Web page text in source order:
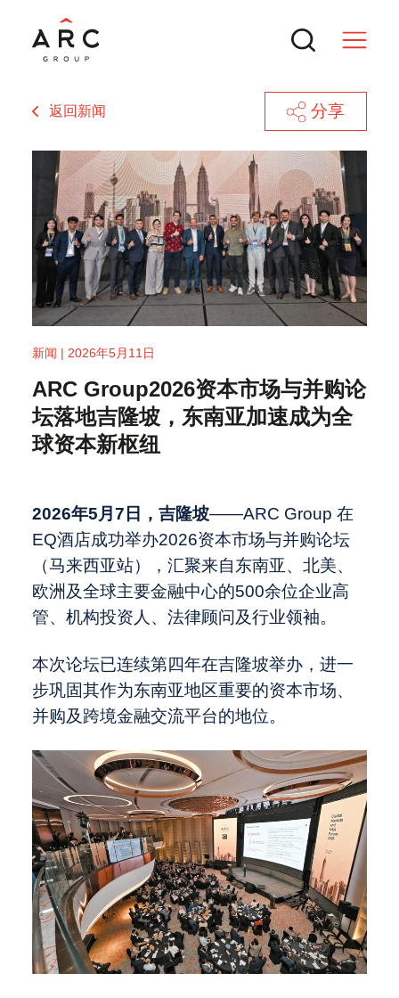
服务
交易
新闻与行业洞察
联系方式
职业发展
关于我们
Global - English
热门搜索
站圆满落幕
ARC Group 2026资本并购论坛金秋在
沪启幕，聚焦海外上市融资、跨境并
购、中国企业全球化
2025年中国并购市场：全球买卖方须
知
中国医药出海系列： 中国创新药 的
“Deepseek时刻”—— 从全球参与者到
中国上市公司跨境并购要点
布局的战略窗口期
中国医疗出海之骨科：全球化新周期
中国对外投资新规落地：消费出海并购
进入全生命周期监管时代
被忽视的操作细节如何拖累上市进程
（三）
最近访问
落地吉隆坡，东南亚加速成为全球资本
新枢纽
返回新闻 分享
新闻 | 2026年5月11日
ARC Group2026资本市场与并购论
坛落地吉隆坡，东南亚加速成为全
球资本新枢纽
2026年5月7日，吉隆坡——ARC Group 在
EQ酒店成功举办2026资本市场与并购论坛
（马来西亚站），汇聚来自东南亚、北美、
欧洲及全球主要金融中心的500余位企业高
管、机构投资人、法律顾问及行业领袖。
本次论坛已连续第四年在吉隆坡举办，进一
步巩固其作为东南亚地区重要的资本市场、
并购及跨境金融交流平台的地位。